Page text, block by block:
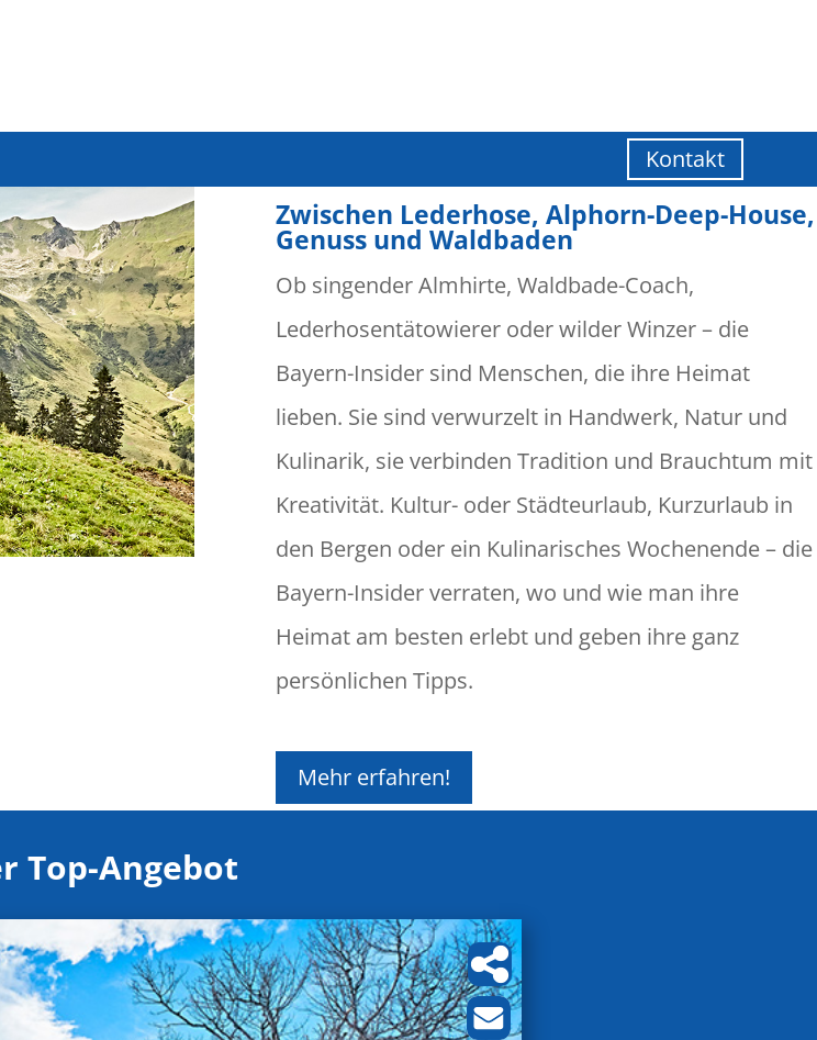
Kontakt
Zwischen Lederhose, Alphorn-Deep-House,
Genuss und Waldbaden
Ob singender Almhirte, Waldbade-Coach,
Lederhosentätowierer oder wilder Winzer – die
Bayern-Insider sind Menschen, die ihre Heimat
lieben. Sie sind verwurzelt in Handwerk, Natur und
Kulinarik, sie verbinden Tradition und Brauchtum mit
Kreativität. Kultur- oder Städteurlaub, Kurzurlaub in
den Bergen oder ein Kulinarisches Wochenende – die
Bayern-Insider verraten, wo und wie man ihre
Heimat am besten erlebt und geben ihre ganz
persönlichen Tipps.
Mehr erfahren!
Top-Angebot